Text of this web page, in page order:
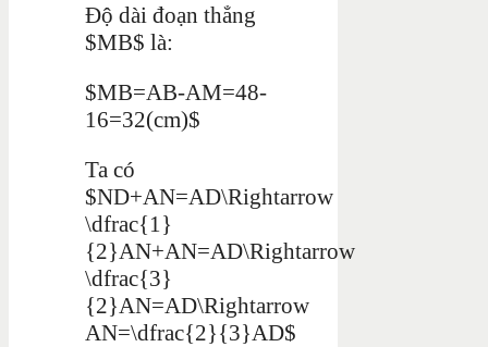
Độ dài đoạn thẳng
$MB$ là:
$MB=AB-AM=48-
16=32(cm)$
Ta có
$ND+AN=AD\Rightarrow
\dfrac{1}
{2}AN+AN=AD\Rightarrow
\dfrac{3}
{2}AN=AD\Rightarrow
AN=\dfrac{2}{3}AD$